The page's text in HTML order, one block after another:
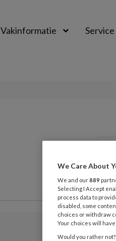
Vakinformatie Service
We Care About
We and our889
Selecting I Accept
process data to
disabled, some
choices or withdraw
Your choices will
Would you rather